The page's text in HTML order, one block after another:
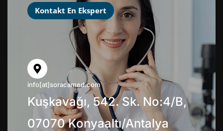
Kontakt En Ekspert
info[at]soracamed.com
Kuşkavağı, 542. Sk. No:4/B,
07070 Konyaaltı/Antalya